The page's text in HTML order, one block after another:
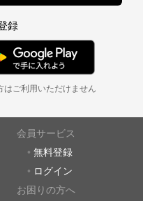
録
はご利用いただけません
会員サービス
無料登録
ログイン
お困りの方へ